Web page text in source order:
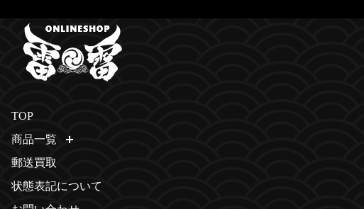
TOP
商品一覧
郵送買取
状態表記について